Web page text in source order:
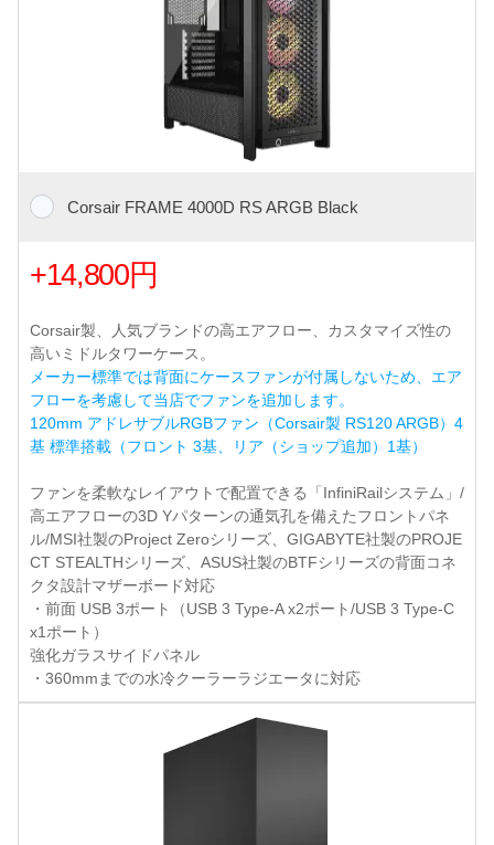
Corsair FRAME 4000D RS ARGB Black
+14,800円
Corsair製、人気ブランドの高エアフロー、カスタマイズ性の
高いミドルタワーケース。
メーカー標準では背面にケースファンが付属しないため、エア
フローを考慮して当店でファンを追加します。
120mm アドレサブルRGBファン（Corsair製 RS120 ARGB）4
基 標準搭載（フロント 3基、リア（ショップ追加）1基）
ファンを柔軟なレイアウトで配置できる「InfiniRailシステム」/
高エアフローの3D Yパターンの通気孔を備えたフロントパネ
ル/MSI社製のProject Zeroシリーズ、GIGABYTE社製のPROJE
CT STEALTHシリーズ、ASUS社製のBTFシリーズの背面コネ
クタ設計マザーボード対応
・前面 USB 3ポート（USB 3 Type-A x2ポート/USB 3 Type-C
x1ポート）
強化ガラスサイドパネル
・360mmまでの水冷クーラーラジエータに対応